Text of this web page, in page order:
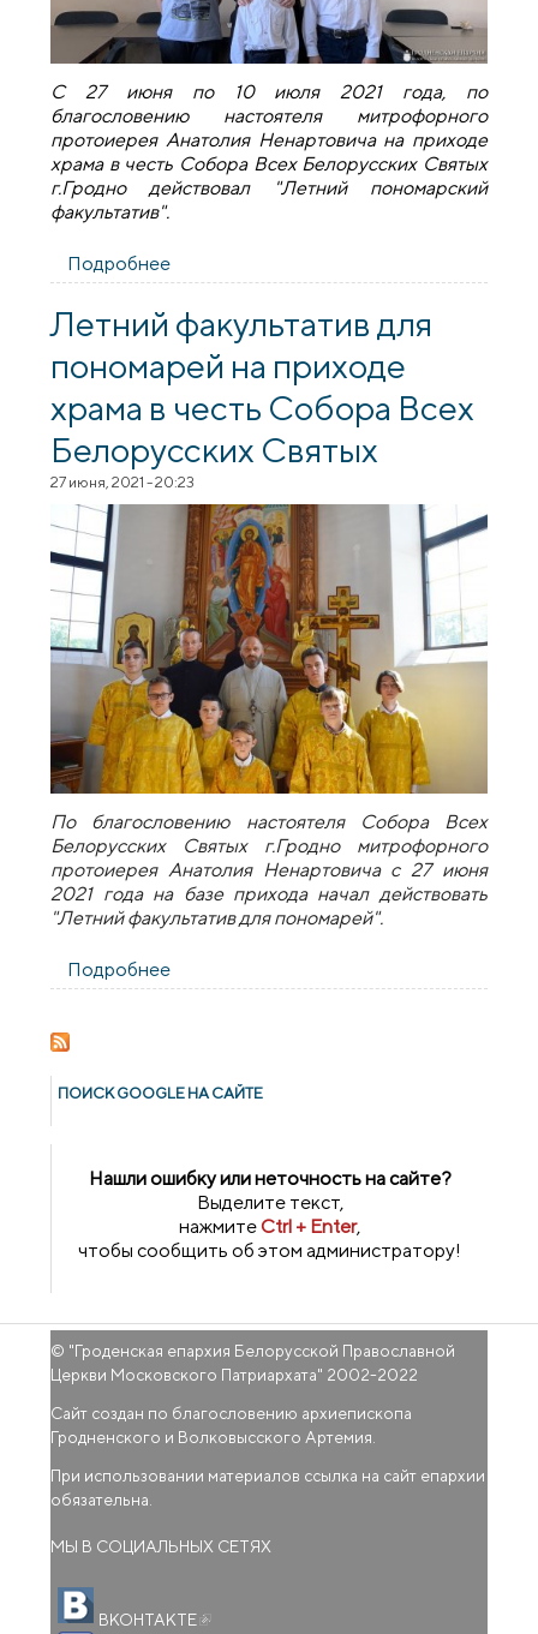
С 27 июня по 10 июля 2021 года, по
благословению настоятеля митрофорного
протоиерея Анатолия Ненартовича на приходе
храма в честь Собора Всех Белорусских Святых
г.Гродно действовал "Летний пономарский
факультатив".
Подробнее
"Летний пономарский факультатив" на
приходе храма в честь Собора Всех
Белорусских Святых
Летний факультатив для
пономарей на приходе
храма в честь Собора Всех
Белорусских Святых
27 июня, 2021 - 20:23
По благословению настоятеля Собора Всех
Белорусских Святых г.Гродно митрофорного
протоиерея Анатолия Ненартовича с 27 июня
2021 года на базе прихода начал действовать
"Летний факультатив для пономарей".
Подробнее
приходе храма в честь Собора Всех
ПОИСК GOОGLE НА САЙТЕ
Нашли ошибку или неточность на сайте?
Выделите текст,
нажмитеCtrl + Enter,
чтобы сообщить об этом администратору!
© "Гроденская епархия Белорусской Православной
Церкви Московского Патриархата" 2002-2022
Сайт создан по благословению архиепископа
Гродненского и Волковысского Артемия.
При использовании материалов ссылка на сайт епархии
обязательна.
МЫ В СОЦИАЛЬНЫХ СЕТЯХ
ВКОНТАКТЕ